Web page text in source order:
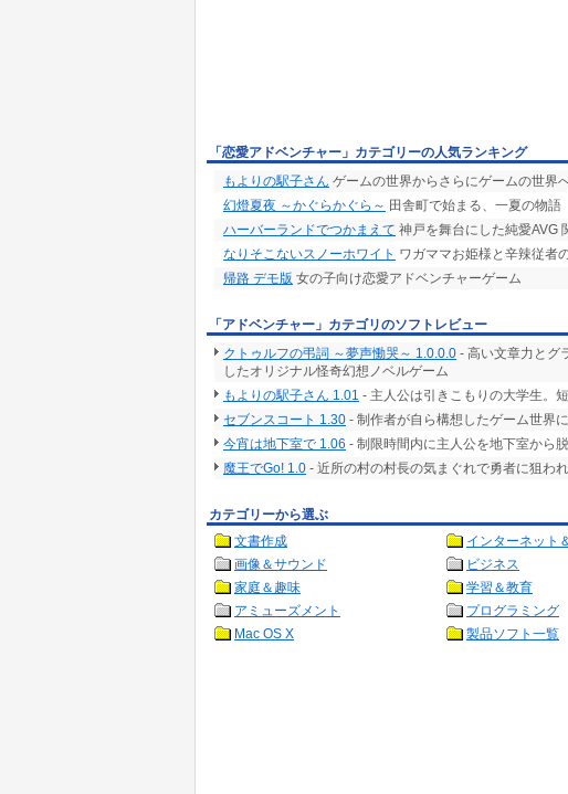
「恋愛アドベンチャー」カテゴリーの人気ランキング
もよりの駅子さん ゲームの世界からさらにゲームの世界
幻燈夏夜 ～かぐらかぐら～ 田舎町で始まる、一夏の物語
ハーバーランドでつかまえて 神戸を舞台にした純愛AVG
なりそこないスノーホワイト ワガママお姫様と辛辣従者
帰路 デモ版 女の子向け恋愛アドベンチャーゲーム
「アドベンチャー」カテゴリのソフトレビュー
クトゥルフの弔詞 ～夢声慟哭～ 1.0.0.0 - 高い文章力とグ
したオリジナル怪奇幻想ノベルゲーム
もよりの駅子さん 1.01 - 主人公は引きこもりの大学生。
セブンスコート 1.30 - 制作者が自ら構想したゲーム世界
今宵は地下室で 1.06 - 制限時間内に主人公を地下室から
魔王でGo! 1.0 - 近所の村の村長の気まぐれで勇者に狙わ
カテゴリーから選ぶ
文書作成
インターネット
画像＆サウンド
ビジネス
家庭＆趣味
学習＆教育
アミューズメント
プログラミング
Mac OS X
製品ソフト一覧